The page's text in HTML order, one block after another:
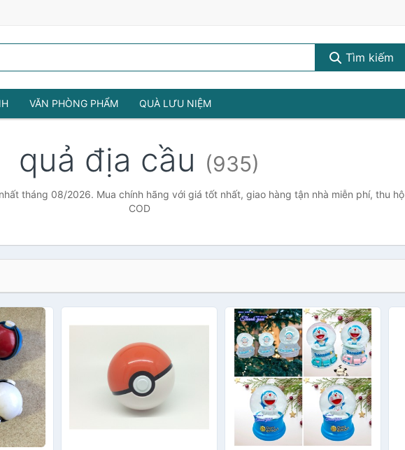
Tìm kiếm
VĂN PHÒNG PHẨM QUÀ LƯU NIỆM
quả địa cầu (935)
tháng 08/2026. Mua chính hãng với giá tốt nhất, giao hàng tận nhà miễn phí, thu hộ
COD